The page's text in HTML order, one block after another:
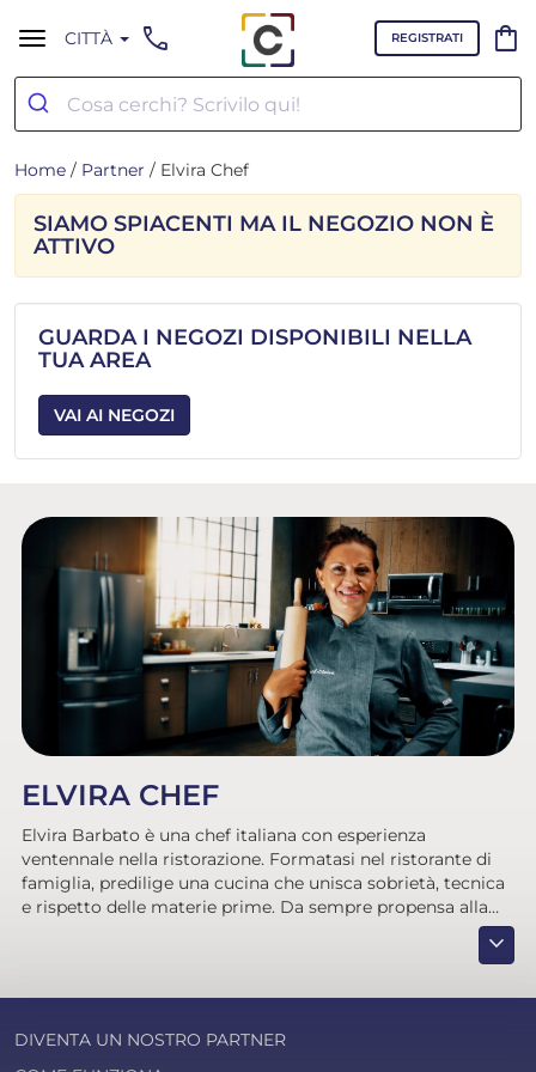
CITTÀ call REGISTRATI shopping_bag
Home / Partner / Elvira Chef
SIAMO SPIACENTI MA IL NEGOZIO NON È
ATTIVO
GUARDA I NEGOZI DISPONIBILI NELLA
TUA AREA
VAI AI NEGOZI
ELVIRA CHEF
Elvira Barbato è una chef italiana con esperienza
ventennale nella ristorazione. Formatasi nel ristorante di
famiglia, predilige una cucina che unisca sobrietà, tecnica
e rispetto delle materie prime. Da sempre propensa alla
sperimentazione culinaria, intende il cibo e la cucina come
originali che il mondo agro-alimentare, anche biologico,
expand_more
DIVENTA UN NOSTRO PARTNER